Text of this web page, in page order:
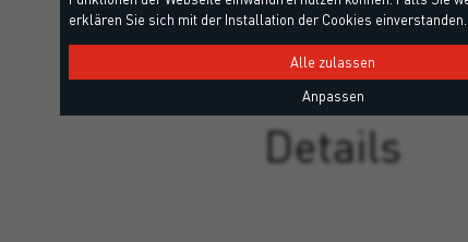
Details
erklären Sie sich mit der Installation der Cookies einverstanden.
Alle zulassen
Anpassen